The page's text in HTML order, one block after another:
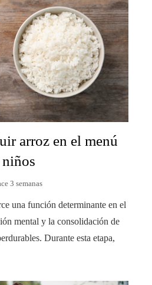
arroz en el menú
niños
3 semanas
una función determinante en el
mental y la consolidación de
Durante esta etapa,